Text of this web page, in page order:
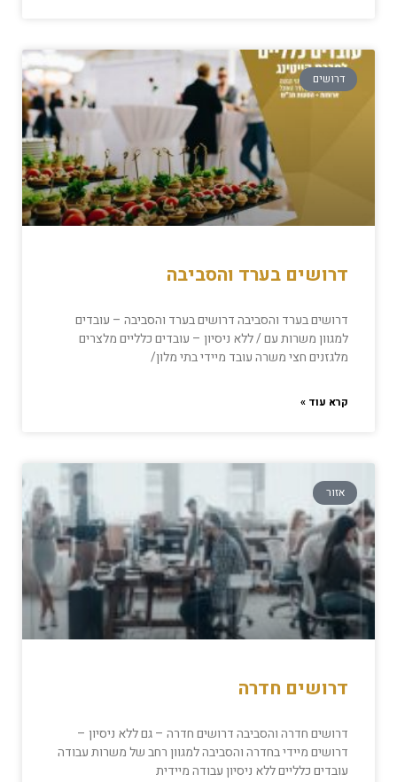
דרושים
דרושים בערד והסביבה
דרושים בערד והסביבה דרושים בערד והסביבה – עובדים
למגוון משרות עם / ללא ניסיון – עובדים כלליים מלצרים
מלגזנים חצי משרה עובד מיידי בתי מלון/
קרא עוד »
אזור
דרושים חדרה
דרושים חדרה והסביבה דרושים חדרה – גם ללא ניסיון –
דרושים מיידי בחדרה והסביבה למגוון רחב של משרות עבודה
עובדים כלליים ללא ניסיון עבודה מיידית